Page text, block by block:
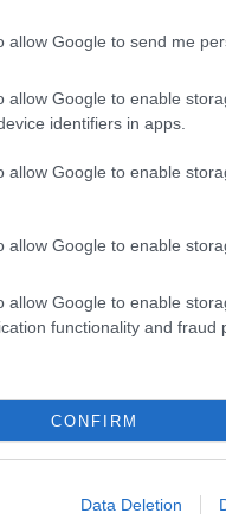
allow Google to send me
allow Google to enable
identifiers in apps.
allow Google to enable
allow Google to enable
allow Google to enable
functionality and fraud
CONFIRM
Data Deletion
oder beiden
und
hinaus erfordert
Suche nach